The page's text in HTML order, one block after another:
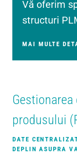
Vă oferim
structuri
MAI MULTE
produsului
DATE
DEPLIN ASUPRA